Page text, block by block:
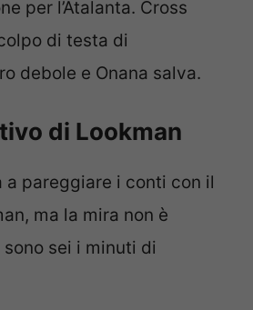
per l’Atalanta. Cross
di testa di
debole e Onana salva.
di Lookman
a pareggiare i conti con il
ma la mira non è
sei i minuti di